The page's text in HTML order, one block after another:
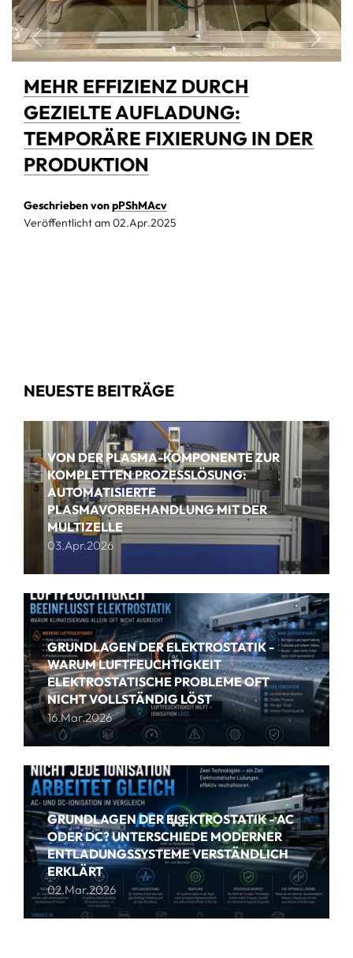
MEHR EFFIZIENZ DURCH
GEZIELTE AUFLADUNG:
TEMPORÄRE FIXIERUNG IN DER
PRODUKTION
Geschrieben vonpPShMAcv
Veröffentlicht am 02.Apr.2025
NEUESTE BEITRÄGE
VON DER PLASMA-KOMPONENTE ZUR
KOMPLETTEN PROZESSLÖSUNG:
AUTOMATISIERTE
PLASMAVORBEHANDLUNG MIT DER
MULTIZELLE
03.Apr.2026
GRUNDLAGEN DER ELEKTROSTATIK -
WARUM LUFTFEUCHTIGKEIT
ELEKTROSTATISCHE PROBLEME OFT
NICHT VOLLSTÄNDIG LÖST
16.Mar.2026
GRUNDLAGEN DER ELEKTROSTATIK - AC
ODER DC? UNTERSCHIEDE MODERNER
ENTLADUNGSSYSTEME VERSTÄNDLICH
ERKLÄRT
02.Mar.2026